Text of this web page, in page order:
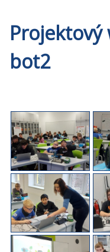
Projektový
bot2